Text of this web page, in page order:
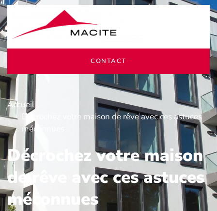
CONTACT
Accueil
Décrochez votre maison de rêve avec ces astuces
méconnues
Décrochez votre maison
de rêve avec ces astuces
méconnues